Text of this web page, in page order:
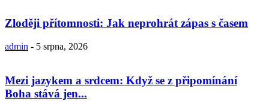
Zloději přítomnosti: Jak neprohrát zápas s časem
admin - 5 srpna, 2026
Mezi jazykem a srdcem: Když se z připomínání
Boha stává jen...